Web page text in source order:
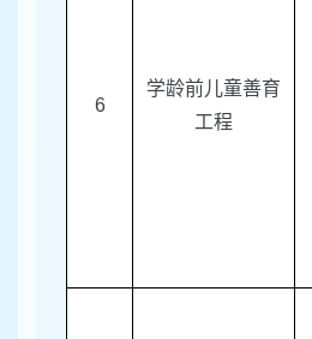
6
学龄前儿童善育
工程